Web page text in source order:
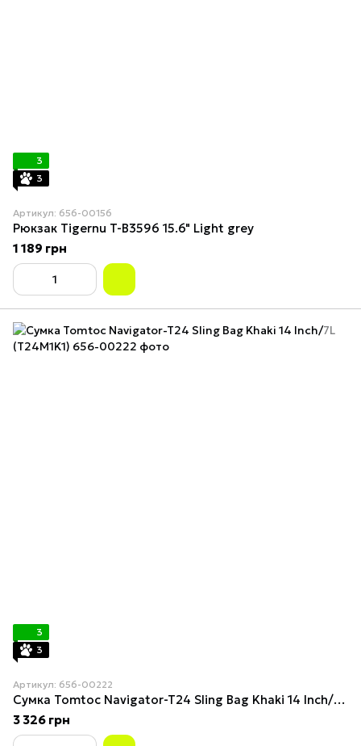
3
3
Артикул: 656-00156
Рюкзак Tigernu T-B3596 15.6" Light grey
1 189 грн
3
3
Артикул: 656-00222
Сумка Tomtoc Navigator-T24 Sling Bag Khaki 14 Inch/7L (T24M1K1)
3 326 грн